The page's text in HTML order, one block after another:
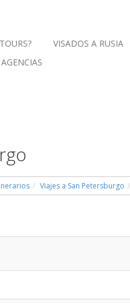
VISADOS A RUSIA
Viajes a San Petersburgo